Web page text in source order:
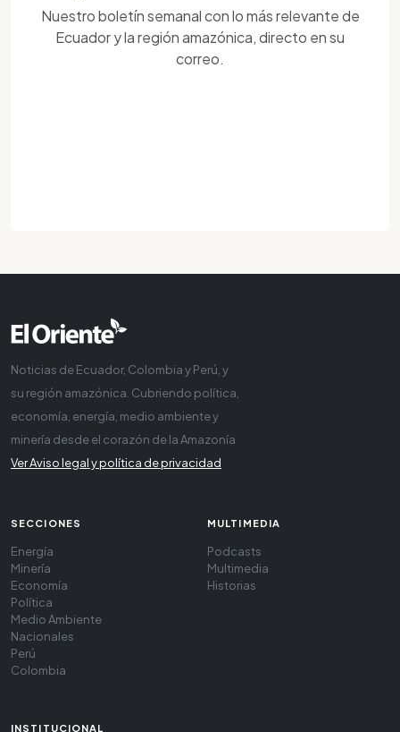
Nuestro boletín semanal con lo más relevante de
Ecuador y la región amazónica, directo en su
correo.
Noticias de Ecuador, Colombia y Perú, y
su región amazónica. Cubriendo política,
economía, energía, medio ambiente y
minería desde el corazón de la Amazonía
Ver Aviso legal y política de privacidad
SECCIONES
Energía
Minería
Economía
Política
Medio Ambiente
Nacionales
Perú
Colombia
MULTIMEDIA
Podcasts
Multimedia
Historias
INSTITUCIONAL